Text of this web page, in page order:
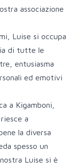
associazione
Luise si occupa
di tutte le
entusiasma
ed emotivi
a Kigamboni,
a
la diversa
spesso un
Luise si è